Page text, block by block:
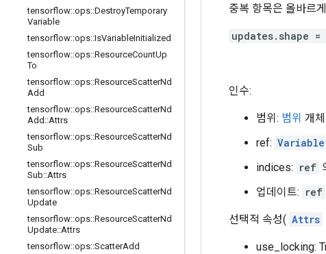
tensorflow::ops::DestroyTemporary
Variable
tensorflow::ops::IsVariableInitialized
tensorflow::ops::ResourceCountUp
To
tensorflow::ops::ResourceScatterNd
Add
tensorflow::ops::ResourceScatterNd
Add ::Attrs
tensorflow::ops::ResourceScatterNd
Sub
tensorflow::ops::ResourceScatterNd
Sub::Attrs
tensorflow::ops::ResourceScatterNd
Update
tensorflow::ops::ResourceScatterNd
Update::Attrs
tensorflow::ops::ScatterAdd
중복 항목은 올바르
updates.shape
인수:
범위: 범위 개체
ref: Variable
indices: ref
업데이트: ref
선택적 속성( Attrs
use_locking: